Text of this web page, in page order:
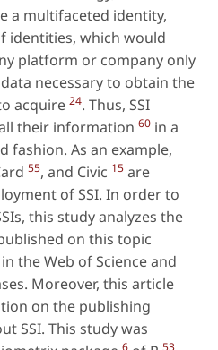
a multifaceted identity,
identities, which would
platform or company only
necessary to obtain the
acquire 24. Thus, SSI
their information 60 in a
fashion. As an example,
55, and Civic 15 are
of SSI. In order to
this study analyzes the
on this topic
the Web of Science and
Moreover, this article
on the publishing
SSI. This study was